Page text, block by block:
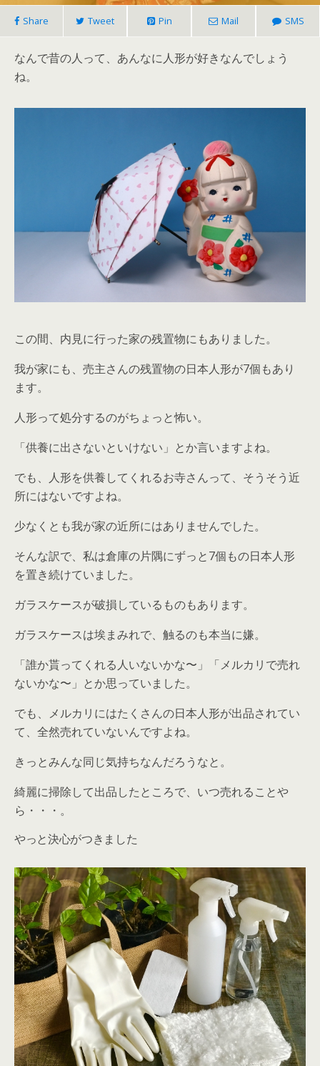
Share Tweet Pin Mail SMS
なんで昔の人って、あんなに人形が好きなんでしょう
ね。
この間、内見に行った家の残置物にもありました。
我が家にも、売主さんの残置物の日本人形が7個もあり
ます。
人形って処分するのがちょっと怖い。
「供養に出さないといけない」とか言いますよね。
でも、人形を供養してくれるお寺さんって、そうそう近
所にはないですよね。
少なくとも我が家の近所にはありませんでした。
そんな訳で、私は倉庫の片隅にずっと7個もの日本人形
を置き続けていました。
ガラスケースが破損しているものもあります。
ガラスケースは埃まみれで、触るのも本当に嫌。
「誰か貰ってくれる人いないかな〜」「メルカリで売れ
ないかな〜」とか思っていました。
でも、メルカリにはたくさんの日本人形が出品されてい
て、全然売れていないんですよね。
きっとみんな同じ気持ちなんだろうなと。
綺麗に掃除して出品したところで、いつ売れることや
ら・・・。
やっと決心がつきました